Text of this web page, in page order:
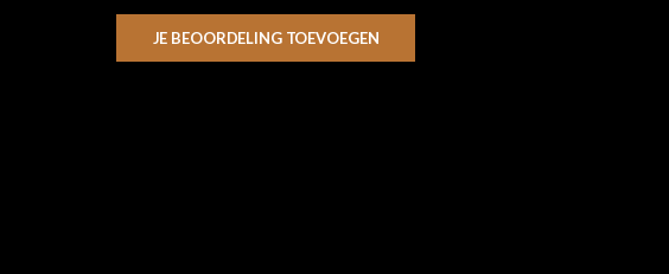
JE BEOORDELING TOEVOEGEN